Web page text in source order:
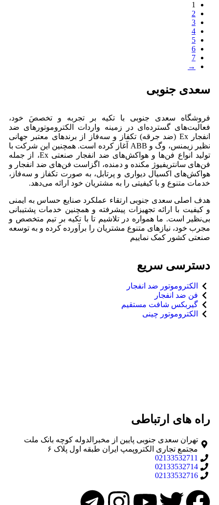
1
2
3
4
5
6
7
→
سعدی جنوبی
فروشگاه سعدی جنوبی با تکیه بر تجربه و تخصصَ خود،
فعالیت‌های گسترده‌ای در زمینه واردات الکتروموتورهای ضد
انفجار Ex (ضد جرقه) تکفاز و سه‌فاز از برندهای معتبر جهانی
نظیر زیمنس، وگ و ABB آغاز کرده است. همچنین این شرکت با
تولید انواع فن‌ها و هواکش‌های ضد انفجار صنعتی Ex، از جمله
فن‌های سانتریفیوژ مکنده و دمنده، اگزاست فن‌های ضد انفجار و
هواکش‌های اکسیال دیواری و پرتابل، به صورت تکفاز و سه‌فاز،
خدمات متنوع و با کیفیتی را به مشتریان خود ارائه می‌دهد.
هدف اصلی سعدی جنوبی ارتقاء عملکرد صنایع حساس به ایمنی
و کیفیت با ارائه تجهیزات پیشرفته و همچنین خدمات پشتیبانی
بی‌نظیر است. ما همواره در تلاشیم تا با تکیه بر تیم متخصص و
مجرب خود، نیازهای متنوع مشتریان را برآورده کرده و به توسعه
صنعتی کشور کمک نماییم
دسترسی سریع
الکتروموتور ضد انفجار
فن ضد انفجار
گیربکس شافت مستقیم
الکتروموتور چینی
راه های ارتباطی
تهران سعدی جنوبی پایین از مخبرالدوله کوچه بانک ملت
مجتمع تجاری الکتروپمپ ایران طبقه اول پلاک ۶
02133532711
02133532714
02133532716